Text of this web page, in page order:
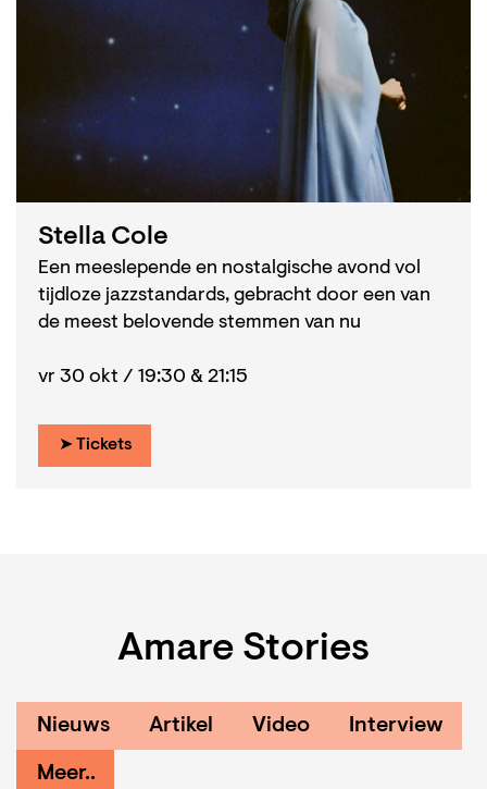
Stella Cole
Een meeslepende en nostalgische avond vol
tijdloze jazzstandards, gebracht door een van
de meest belovende stemmen van nu
vr 30 okt / 19:30 & 21:15
➤ Tickets
Amare Stories
Nieuws Artikel Video Interview
Meer..